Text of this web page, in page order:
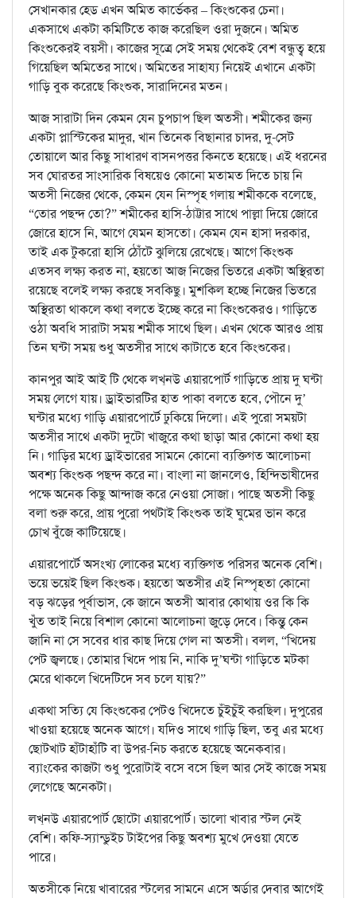
সেখানকার হেড এখন অমিত কার্ভেকর – কিংশুকের চেনা।
একসাথে একটা কমিটিতে কাজ করেছিল ওরা দুজনে। অমিত
কিংশুকেরই বয়সী। কাজের সূত্রে সেই সময় থেকেই বেশ বন্ধুত্ব হয়ে
গিয়েছিল অমিতের সাথে। অমিতের সাহায্য নিয়েই এখানে একটা
গাড়ি বুক করেছে কিংশুক, সারাদিনের মতন।
আজ সারাটা দিন কেমন যেন চুপচাপ ছিল অতসী। শমীকের জন্য
একটা প্লাস্টিকের মাদুর, খান তিনেক বিছানার চাদর, দু-সেট
তোয়ালে আর কিছু সাধারণ বাসনপত্তর কিনতে হয়েছে। এই ধরনের
সব ঘোরতর সাংসারিক বিষয়েও কোনো মতামত দিতে চায় নি
অতসী নিজের থেকে, কেমন যেন নিস্পৃহ গলায় শমীককে বলেছে,
“তোর পছন্দ তো?” শমীকের হাসি-ঠাট্টার সাথে পাল্লা দিয়ে জোরে
জোরে হাসে নি, আগে যেমন হাসতো। কেমন যেন হাসা দরকার,
তাই এক টুকরো হাসি ঠোঁটে ঝুলিয়ে রেখেছে। আগে কিংশুক
এতসব লক্ষ্য করত না, হয়তো আজ নিজের ভিতরে একটা অস্থিরতা
রয়েছে বলেই লক্ষ্য করছে সবকিছু। মুশকিল হচ্ছে নিজের ভিতরে
অস্থিরতা থাকলে কথা বলতে ইচ্ছে করে না কিংশুকেরও। গাড়িতে
ওঠা অবধি সারাটা সময় শমীক সাথে ছিল। এখন থেকে আরও প্রায়
তিন ঘন্টা সময় শুধু অতসীর সাথে কাটাতে হবে কিংশুকের।
কানপুর আই আই টি থেকে লখ্‌নউ এয়ারপোর্ট গাড়িতে প্রায় দু ঘন্টা
সময় লেগে যায়। ড্রাইভারটির হাত পাকা বলতে হবে, পৌনে দু’
ঘন্টার মধ্যে গাড়ি এয়ারপোর্টে ঢুকিয়ে দিলো। এই পুরো সময়টা
অতসীর সাথে একটা দুটো খাজুরে কথা ছাড়া আর কোনো কথা হয়
নি। গাড়ির মধ্যে ড্রাইভারের সামনে কোনো ব্যক্তিগত আলোচনা
অবশ্য কিংশুক পছন্দ করে না। বাংলা না জানলেও, হিন্দিভাষীদের
পক্ষে অনেক কিছু আন্দাজ করে নেওয়া সোজা। পাছে অতসী কিছু
বলা শুরু করে, প্রায় পুরো পথটাই কিংশুক তাই ঘুমের ভান করে
চোখ বুঁজে কাটিয়েছে।
এয়ারপোর্টে অসংখ্য লোকের মধ্যে ব্যক্তিগত পরিসর অনেক বেশি।
ভয়ে ভয়েই ছিল কিংশুক। হয়তো অতসীর এই নিস্পৃহতা কোনো
বড় ঝড়ের পূর্বাভাস, কে জানে অতসী আবার কোথায় ওর কি কি
খুঁত তাই নিয়ে বিশাল কোনো আলোচনা জুড়ে দেবে। কিন্তু কেন
জানি না সে সবের ধার কাছ দিয়ে গেল না অতসী। বলল, “খিদেয়
পেট জ্বলছে। তোমার খিদে পায় নি, নাকি দু’ঘন্টা গাড়িতে মটকা
মেরে থাকলে খিদেটিদে সব চলে যায়?”
একথা সত্যি যে কিংশুকের পেটও খিদেতে চুঁইচুঁই করছিল। দুপুরের
খাওয়া হয়েছে অনেক আগে। যদিও সাথে গাড়ি ছিল, তবু এর মধ্যে
ছোটখাট হাঁটাহাঁটি বা উপর-নিচ করতে হয়েছে অনেকবার।
ব্যাংকের কাজটা শুধু পুরোটাই বসে বসে ছিল আর সেই কাজে সময়
লেগেছে অনেকটা।
লখ্‌নউ এয়ারপোর্ট ছোটো এয়ারপোর্ট। ভালো খাবার স্টল নেই
বেশি। কফি-স্যান্ডুইচ টাইপের কিছু অবশ্য মুখে দেওয়া যেতে
পারে।
অতসীকে নিয়ে খাবারের স্টলের সামনে এসে অর্ডার দেবার আগেই